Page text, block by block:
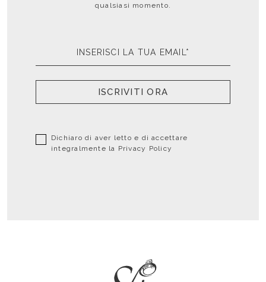
qualsiasi momento.
ISCRIVITI ORA
Dichiaro di aver letto e di accettare
integralmente la Privacy Policy